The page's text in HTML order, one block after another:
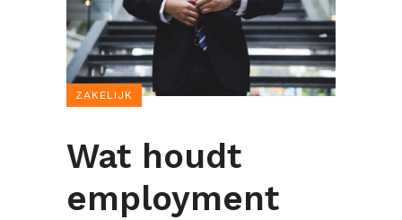
ZAKELIJK
Wat houdt
employment